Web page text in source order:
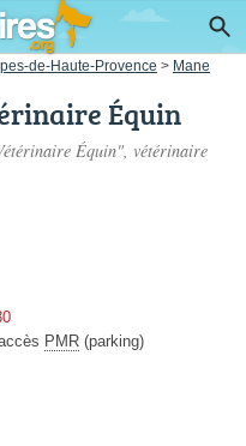
de-Haute-Provence > Mane
Équin
Équin", vétérinaire
PMR (parking)